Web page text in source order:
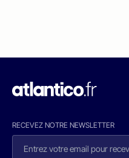
RECEVEZ NOTRE NEWSLETTER